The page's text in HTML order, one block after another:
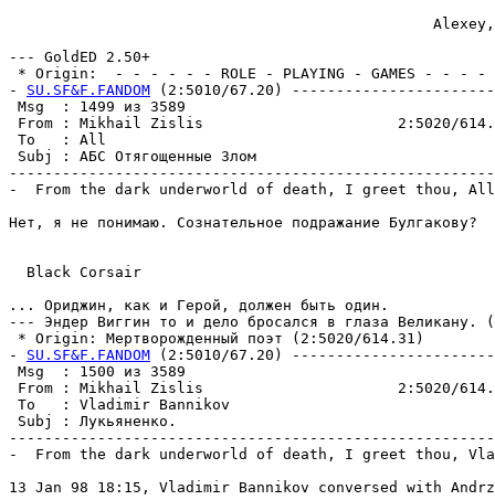
--- GoldED 2.50+
* Origin:  - - - - - - ROLE - PLAYING - GAMES - - -
- SU.SF&F.FANDOM (2:5010/67.20)
Msg  : 1499
From : Mikhail Zislis                      2:5020/
To   : All
Subj : АБС
-  From the dark underworld of death, I greet thou,
Нет, я не понимаю. Сознательное подражание Бyлгаковy?
  Black Corsair
... Ориджин, как и Герой, должен быть один.
--- Эндер Виггин то и дело бpосался в глаза Великанy.
* Origin: Mеpтвоpожденный поэт (2:5020/614.31)
- SU.SF&F.FANDOM (2:5010/67.20)
Msg  : 1500
From : Mikhail Zislis                      2:5020/
To   : Vladimir Bannikov
Subj :
-  From the dark underworld of death, I greet thou,
13 Jan 98 18:15, Vladimir Bannikov conversed with